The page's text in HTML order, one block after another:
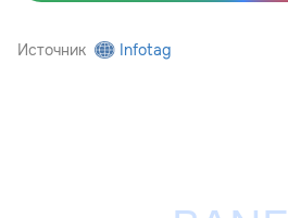
Источник Infotag